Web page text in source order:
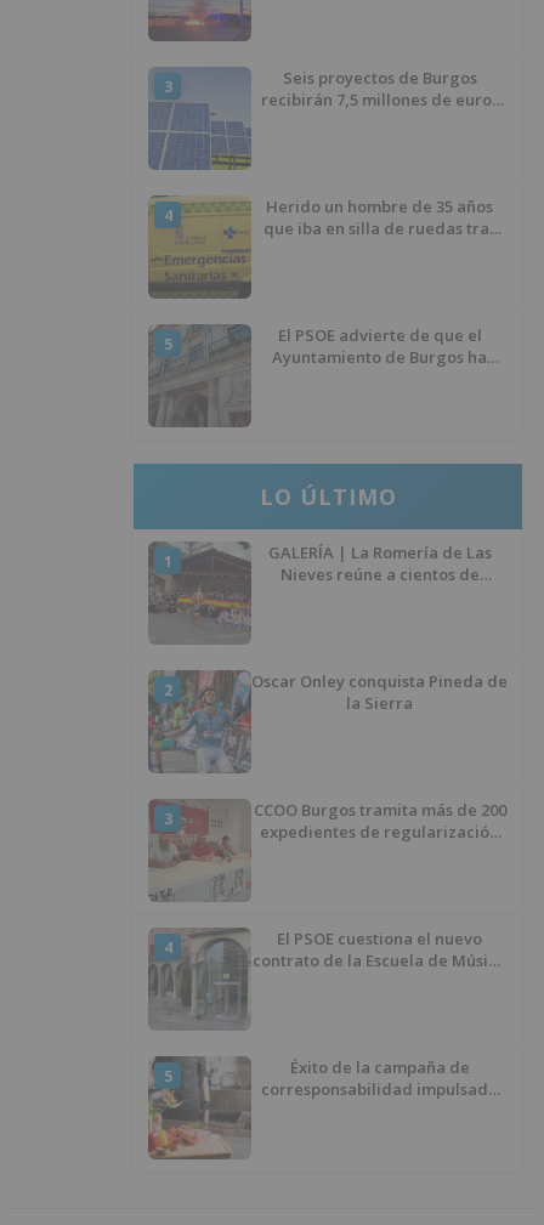
3
Seis proyectos de Burgos
recibirán 7,5 millones de euros
4
Herido un hombre de 35 años
que iba en silla de ruedas tras
5
El PSOE advierte de que el
Ayuntamiento de Burgos ha
LO ÚLTIMO
1
GALERÍA | La Romería de Las
Nieves reúne a cientos de
2
Oscar Onley conquista Pineda de
la Sierra
3
CCOO Burgos tramita más de 200
expedientes de regularización
4
El PSOE cuestiona el nuevo
contrato de la Escuela de Música
5
Éxito de la campaña de
corresponsabilidad impulsada